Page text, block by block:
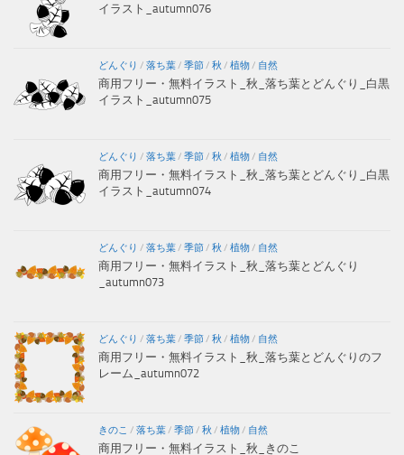
イラスト_autumn076
どんぐり / 落ち葉/ 季節/ 秋 / 植物/ 自然
商用フリー・無料イラスト_秋_落ち葉とどんぐり_白黒
イラスト_autumn075
どんぐり / 落ち葉/ 季節/ 秋 / 植物/ 自然
商用フリー・無料イラスト_秋_落ち葉とどんぐり_白黒
イラスト_autumn074
どんぐり / 落ち葉/ 季節/ 秋 / 植物/ 自然
商用フリー・無料イラスト_秋_落ち葉とどんぐり
_autumn073
どんぐり / 落ち葉/ 季節/ 秋 / 植物/ 自然
商用フリー・無料イラスト_秋_落ち葉とどんぐりのフ
レーム_autumn072
きのこ / 落ち葉/ 季節/ 秋 / 植物/ 自然
商用フリー・無料イラスト_秋_きのこ